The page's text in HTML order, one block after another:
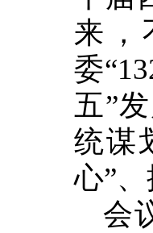
来，
委
五”
统谋
心”
会